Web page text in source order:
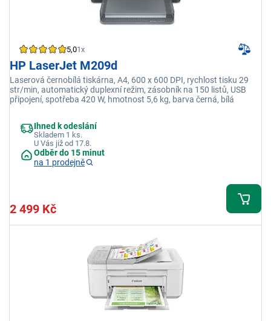
5,01x
HP LaserJet M209d
Laserová černobílá tiskárna, A4, 600 x 600 DPI, rychlost tisku 29
str/min, automatický duplexní režim, zásobník na 150 listů, USB
připojení, spotřeba 420 W, hmotnost 5,6 kg, barva černá, bílá
Ihned k odeslání
Skladem 1 ks.
U Vás již od 17.8.
Odběr do 15 minut
na 1 prodejně
2 499 Kč